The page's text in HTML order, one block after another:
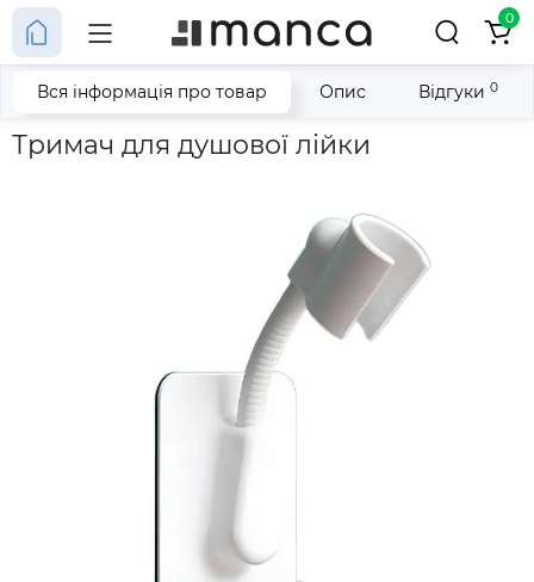
0
Головна Тримач для душової лійки
Тримач для душової лійки
Вся інформація про товар Опис Відгуки 0